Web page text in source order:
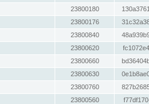
23800180
23800176
23800840
23800620
23800660
23800630
23800760
23800560